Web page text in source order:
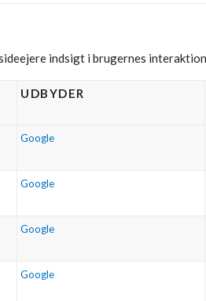
indsigt i brugernes
UDBYDER
Google
Google
Google
Google